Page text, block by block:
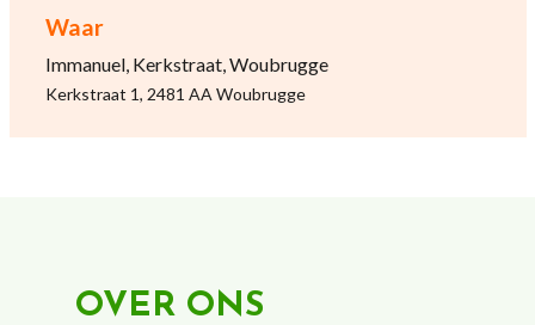
Waar
Immanuel, Kerkstraat, Woubrugge
Kerkstraat 1, 2481 AA Woubrugge
OVER ONS